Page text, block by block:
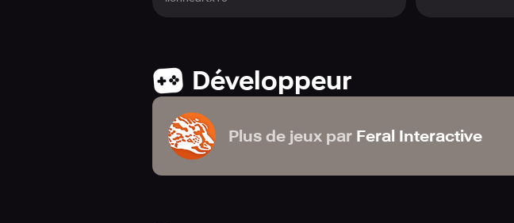
Développeur
Plus de jeux par Feral Interactive